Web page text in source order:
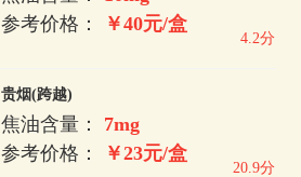
参考价格：
￥40元/盒
4.2分
贵烟(跨越)
焦油含量： 7mg
参考价格：
￥23元/盒
20.9分